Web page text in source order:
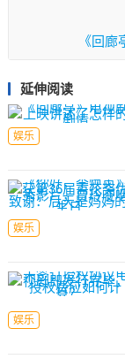
《回
延伸阅读
娱乐
娱乐
娱乐